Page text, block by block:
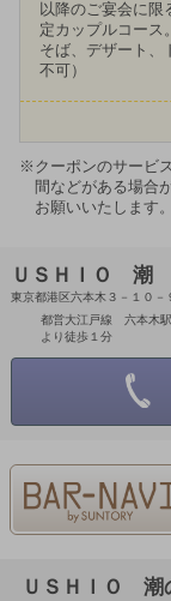
以降のご宴会に限
定カップルコース
そば、デザート、
不可）
クーポンのサービ
間などがある場合
お願いいたします。
ＵＳＨＩＯ 潮
東京都港区六本木３－１０－
都営大江戸線 六本木
より徒歩１分
ＵＳＨＩＯ 潮